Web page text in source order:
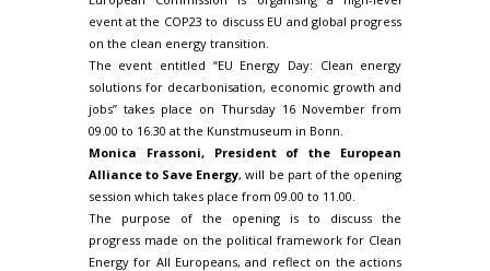
event at the COP23 to discuss EU and global progress
on the clean energy transition.
The event entitled “EU Energy Day: Clean energy
solutions for decarbonisation, economic growth and
jobs” takes place on Thursday 16 November from
09.00 to 16.30 at the Kunstmuseum in Bonn.
Monica Frassoni, President of the European
Alliance to Save Energy, will be part of the opening
session which takes place from 09.00 to 11.00.
The purpose of the opening is to discuss the
progress made on the political framework for Clean
Energy for All Europeans, and reflect on the actions